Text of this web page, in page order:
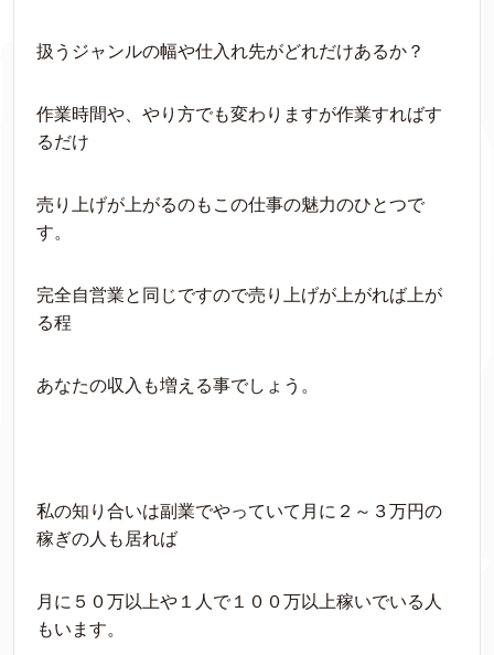
扱うジャンルの幅や仕入れ先がどれだけあるか？
作業時間や、やり方でも変わりますが作業すればす
るだけ
売り上げが上がるのもこの仕事の魅力のひとつで
す。
完全自営業と同じですので売り上げが上がれば上が
る程
あなたの収入も増える事でしょう。
私の知り合いは副業でやっていて月に２～３万円の
稼ぎの人も居れば
月に５０万以上や１人で１００万以上稼いでいる人
もいます。